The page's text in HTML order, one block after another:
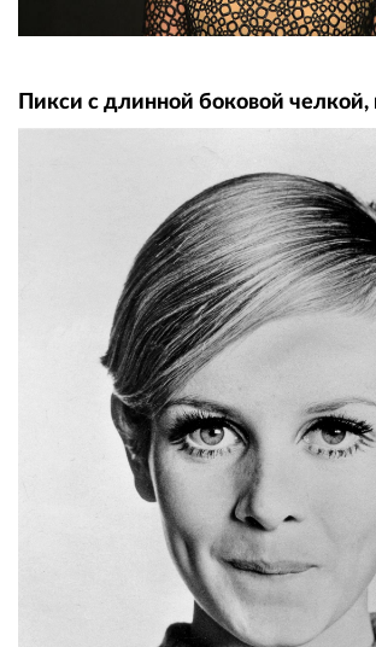
Пикси с длинной боковой челкой,